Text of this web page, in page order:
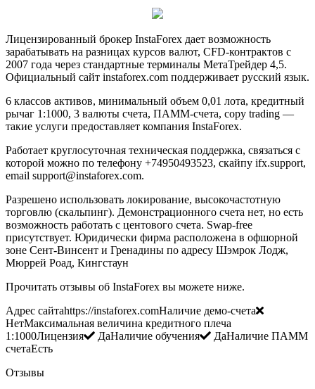
Лицензированный брокер InstaForex дает возможность
зарабатывать на разницах курсов валют, CFD-контрактов с
2007 года через стандартные терминалы МетаТрейдер 4,5.
Официальный сайт instaforex.com поддерживает русский язык.
6 классов активов, минимальный объем 0,01 лота, кредитный
рычаг 1:1000, 3 валюты счета, ПАММ-счета, copy trading —
такие услуги предоставляет компания InstaForex.
Работает круглосуточная техническая поддержка, связаться с
которой можно по телефону +74950493523, скайпу ifx.support,
email support@instaforex.com.
Разрешено использовать локирование, высокочастотную
торговлю (скальпинг). Демонстрационного счета нет, но есть
возможность работать с центового счета. Swap-free
присутствует. Юридически фирма расположена в офшорной
зоне Сент-Винсент и Гренадины по адресу Шэмрок Лодж,
Мюррей Роад, Кингстаун
Прочитать отзывы об InstaForex вы можете ниже.
Адрес сайтаhttps://instaforex.comНаличие демо-счета
НетМаксимальная величина кредитного плеча
1:1000Лицензия
ДаНаличие обучения
ДаНаличие ПАММ
счетаЕсть
Отзывы